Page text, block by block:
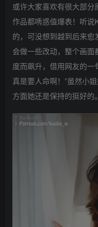
或许大家喜欢有很大部
作品都唀惑值爆表！听说
的，可没想到越到后来
会做一些改动，整个画
度而飙升，借用网友的一
真是要人命啊！”虽然小
方面她还是保持的挺好的。